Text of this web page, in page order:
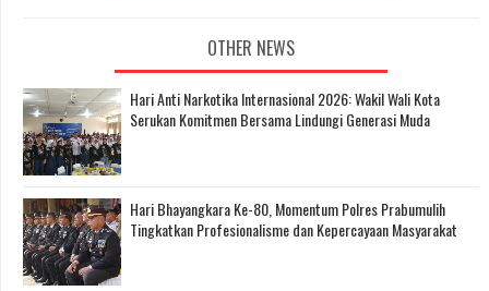
OTHER NEWS
Hari Anti Narkotika Internasional 2026: Wakil Wali Kota
Serukan Komitmen Bersama Lindungi Generasi Muda
Hari Bhayangkara Ke-80, Momentum Polres Prabumulih
Tingkatkan Profesionalisme dan Kepercayaan Masyarakat